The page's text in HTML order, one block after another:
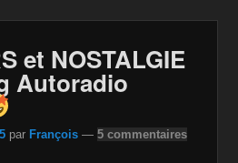
Li
n
k
er
et NOSTALGIE
Autoradio
par François —5 commentaires